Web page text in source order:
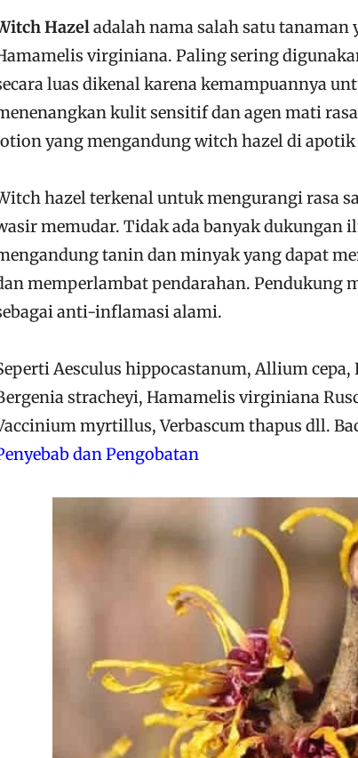
Hazeladalah nama salah satu
virginiana. Paling sering
luas dikenal karena kemampuannya
kulit sensitif dan agen mati
yang mengandung witch hazel di
hazel terkenal untuk mengurangi rasa
memudar. Tidak ada banyak dukungan
tanin dan minyak yang dapat
memperlambat pendarahan. Pendukung
anti-inflamasi alami.
Aesculus hippocastanum, Allium
stracheyi, Hamamelis virginiana
myrtillus, Verbascum thapus dll.
dan Pengobatan